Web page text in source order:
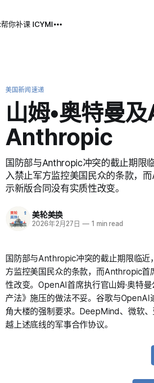
帮你补课 ICYMI
美国新闻速递
山姆•奥特曼
Anthropic
国防部与Anthropic冲突的截止期限
入禁止军方监控美国民众的条款，
示新版合同没有实质性改变。
美轮美换
2026年2月27日 — 1 min read
国防部与Anthropic冲突的截止期限临
方监控美国民众的条款，而Anthropic首
性改变。OpenAI首席执行官山姆·奥特
产法》施压的做法不妥。谷歌与
角大楼的强制要求。DeepMind、微软
越上述底线的军事合作协议。